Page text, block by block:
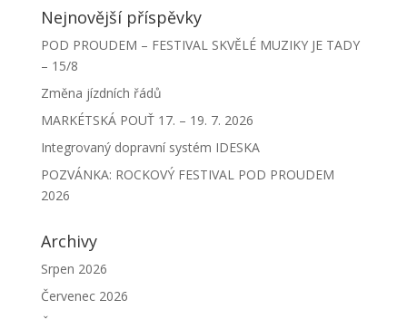
Nejnovější příspěvky
POD PROUDEM – FESTIVAL SKVĚLÉ MUZIKY JE TADY
– 15/8
Změna jízdních řádů
MARKÉTSKÁ POUŤ 17. – 19. 7. 2026
Integrovaný dopravní systém IDESKA
POZVÁNKA: ROCKOVÝ FESTIVAL POD PROUDEM
2026
Archivy
Srpen 2026
Červenec 2026